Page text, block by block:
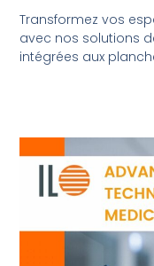
Transformez vos
avec nos solutions
intégrées aux